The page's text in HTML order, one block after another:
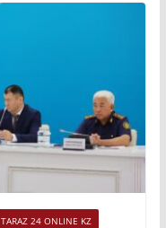
TARAZ 24 ONLINE KZ